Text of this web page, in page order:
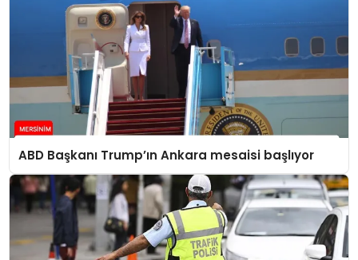
ABD Başkanı Trump’ın Ankara mesaisi başlıyor